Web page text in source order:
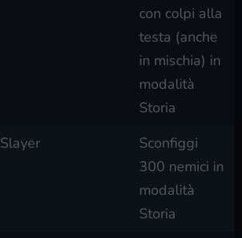
con colpi alla
testa (anche
in mischia) in
modalità
Storia
Slayer
Sconfiggi
300 nemici in
modalità
Storia